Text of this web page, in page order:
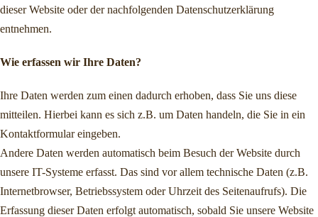
dieser Website oder der nachfolgenden Datenschutzerklärung
entnehmen.
Wie erfassen wir Ihre Daten?
Ihre Daten werden zum einen dadurch erhoben, dass Sie uns diese
mitteilen. Hierbei kann es sich z.B. um Daten handeln, die Sie in ein
Kontaktformular eingeben.
Andere Daten werden automatisch beim Besuch der Website durch
unsere IT-Systeme erfasst. Das sind vor allem technische Daten (z.B.
Internetbrowser, Betriebssystem oder Uhrzeit des Seitenaufrufs). Die
Erfassung dieser Daten erfolgt automatisch, sobald Sie unsere Website